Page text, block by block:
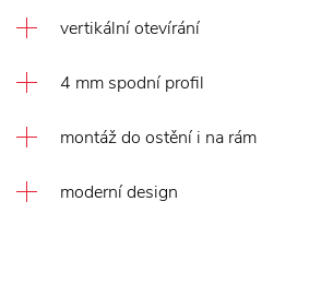
vertikální otevírání
4 mm spodní profil
montáž do ostění i na rám
moderní design